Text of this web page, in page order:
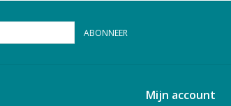
ABONNEER
Mijn account